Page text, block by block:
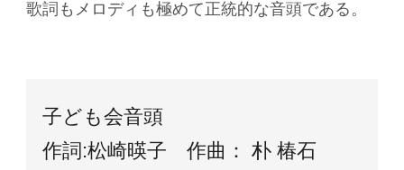
歌詞もメロディも極めて正統的な音頭である。
子ども会音頭
作詞:松崎暎子 作曲： 朴 椿石